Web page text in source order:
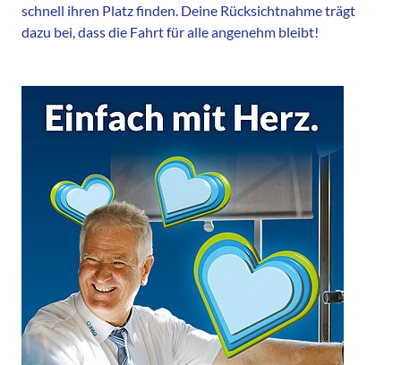
schnell ihren Platz finden. Deine Rücksichtnahme trägt
dazu bei, dass die Fahrt für alle angenehm bleibt!